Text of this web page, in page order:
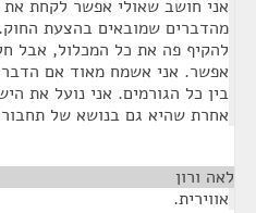
אני חושב שאולי אפשר לקחת
מהדברים שמובאים בהצעת
להקיף פה את כל המכלול, אבל
אפשר. אני אשמח מאוד אם הדבר
בין כל הגורמים. אני נועל את
אחרת שהיא גם בנושא של
לאה ורון
אווירית.